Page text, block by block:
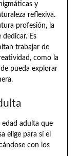
y
reflexiva.
profesión, la
Es
trabajar de
como la
pueda explorar
adulta que
elige para sí el
con los